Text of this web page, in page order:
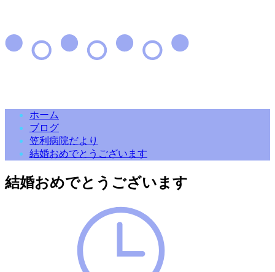
ホーム
ブログ
笠利病院だより
結婚おめでとうございます
結婚おめでとうございます